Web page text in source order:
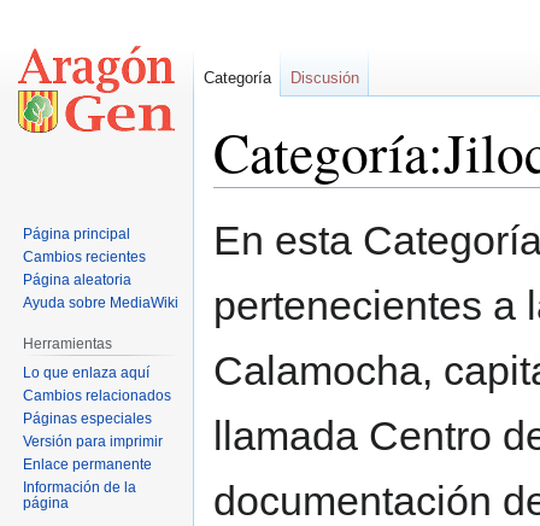
a
navegación
a
búsqueda
En esta
pertenecientes a
Calamocha,
llamada Centro
documentación
Categoría Discusión
Página principal
Cambios recientes
Página aleatoria
Ayuda sobre MediaWiki
Herramientas
Lo que enlaza aquí
Cambios relacionados
Páginas especiales
Versión para imprimir
Enlace permanente
Información de la
página